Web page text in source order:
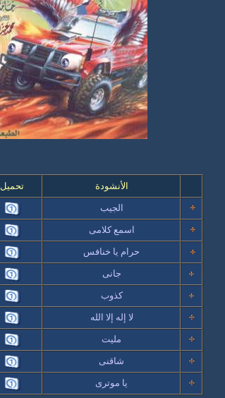
تحميل الأنشودة
الجيب
اسمع كلامى
حرام يا خنافس
جانى
كذوب
لا إله إلا الله
مليت
شاقنى
يا موترى